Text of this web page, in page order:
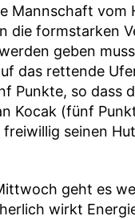
Mannschaft vom
die formstarken
geben
das rettende
Punkte, so dass
Kocak (fünf
seinen
geht es
wirkt